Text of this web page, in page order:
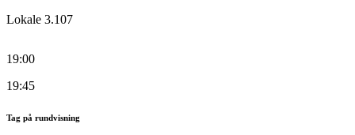
Lokale 3.107
19:00
19:45
Tag på rundvisning